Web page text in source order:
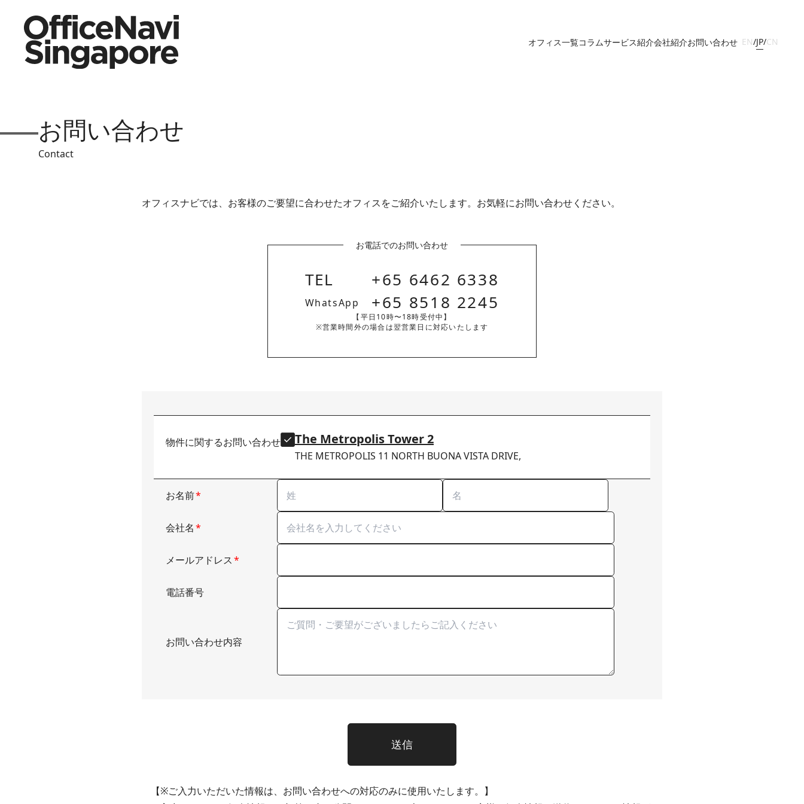
オフィス一覧コラムサービス紹介会社紹介お問い合わせ EN/JP/CN
お問い合わせ
Contact
オフィスナビでは、お客様のご要望に合わせたオフィスをご紹介いたします。お気軽にお問い合わせください。
お電話でのお問い合わせ
TEL
WhatsApp
+65 6462 6338
+65 8518 2245
【平日10時〜18時受付中】
※営業時間外の場合は翌営業日に対応いたします
物件に関するお問い合わせ The Metropolis Tower 2
THE METROPOLIS 11 NORTH BUONA VISTA DRIVE,
お名前*
会社名*
メールアドレス*
電話番号
お問い合わせ内容
送信
【※ご入力いただいた情報は、お問い合わせへの対応のみに使用いたします。 】